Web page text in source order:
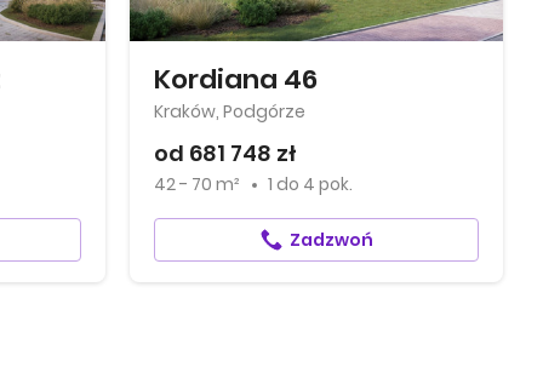
Kordiana 46
Kraków, Podgórze
od 681 748 zł
42 - 70 m² 1 do 4 pok.
Zadzwoń